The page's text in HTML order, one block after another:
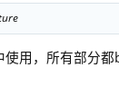
用，所有部分都